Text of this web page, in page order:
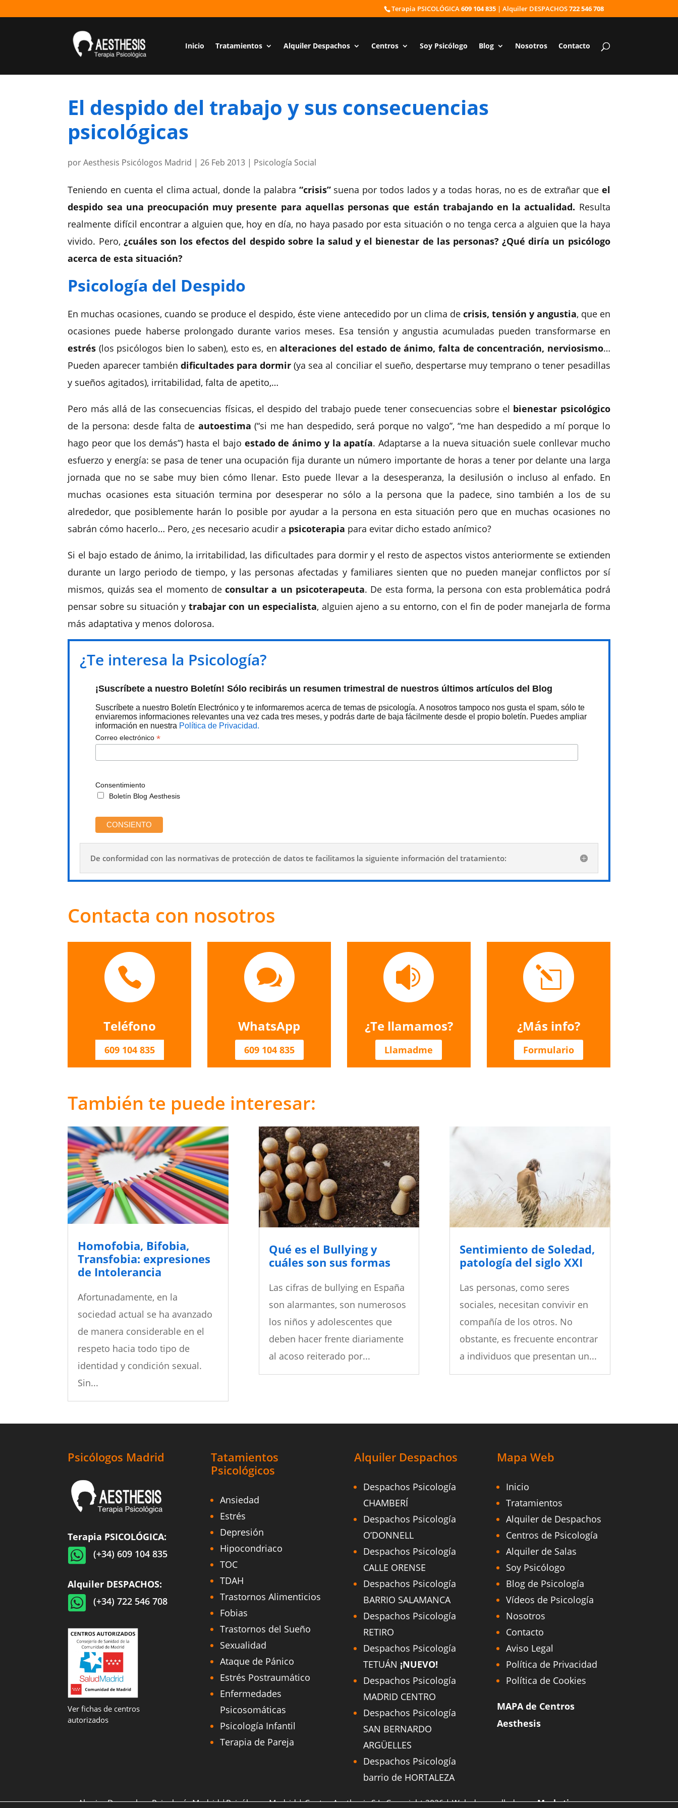
Terapia PSICOLÓGICA609 104 835| Alquiler DESPACHOS722 546 708
Inicio Tratamientos Alquiler Despachos Centros Soy Psicólogo Blog Nosotros Contacto
El despido del trabajo y sus consecuencias
psicológicas
porAesthesis Psicólogos Madrid |26 Feb 2013 | Psicología Social
Teniendo en cuenta el clima actual, donde la palabra “crisis”suena por todos lados y a todas horas, no es de extrañar que el
despido sea una preocupación muy presente para aquellas personas que están trabajando en la actualidad. Resulta
realmente difícil encontrar a alguien que, hoy en día, no haya pasado por esta situación o no tenga cerca a alguien que la haya
vivido. Pero, ¿cuáles son los efectos del despido sobre la salud y el bienestar de las personas? ¿Qué diría un psicólogo
acerca de esta situación?
Psicología del Despido
En muchas ocasiones, cuando se produce el despido, éste viene antecedido por un clima de crisis, tensión y angustia, que en
ocasiones puede haberse prolongado durante varios meses. Esa tensión y angustia acumuladas pueden transformarse en
estrés (los psicólogos bien lo saben), esto es, enalteraciones del estado de ánimo, falta de concentración, nerviosismo…
Pueden aparecer también dificultades para dormir (ya sea al conciliar el sueño, despertarse muy temprano o tener pesadillas
y sueños agitados), irritabilidad, falta de apetito,…
Pero más allá de las consecuencias físicas, el despido del trabajo puede tener consecuencias sobre el bienestar psicológico
de la persona: desde falta de autoestima (“si me han despedido, será porque no valgo”, “me han despedido a mí porque lo
hago peor que los demás”) hasta el bajo estado de ánimo y la apatía. Adaptarse a la nueva situación suele conllevar mucho
esfuerzo y energía: se pasa de tener una ocupación fija durante un número importante de horas a tener por delante una larga
jornada que no se sabe muy bien cómo llenar. Esto puede llevar a la desesperanza, la desilusión o incluso al enfado. En
muchas ocasiones esta situación termina por desesperar no sólo a la persona que la padece, sino también a los de su
alrededor, que posiblemente harán lo posible por ayudar a la persona en esta situación pero que en muchas ocasiones no
sabrán cómo hacerlo… Pero, ¿es necesario acudir a psicoterapia para evitar dicho estado anímico?
Si el bajo estado de ánimo, la irritabilidad, las dificultades para dormir y el resto de aspectos vistos anteriormente se extienden
durante un largo periodo de tiempo, y las personas afectadas y familiares sienten que no pueden manejar conflictos por sí
mismos, quizás sea el momento deconsultar a un psicoterapeuta. De esta forma, la persona con esta problemática podrá
pensar sobre su situación y trabajar con un especialista, alguien ajeno a su entorno, con el fin de poder manejarla de forma
más adaptativa y menos dolorosa.
¿Te interesa la Psicología?
¡Suscríbete a nuestro Boletín! Sólo recibirás un resumen trimestral de nuestros últimos artículos del Blog
Suscríbete a nuestro Boletín Electrónico y te informaremos acerca de temas de psicología. A nosotros tampoco nos gusta el spam, sólo te
enviaremos informaciones relevantes una vez cada tres meses, y podrás darte de baja fácilmente desde el propio boletín. Puedes ampliar
información en nuestra Política de Privacidad.
Correo electrónico*
Consentimiento
Boletín Blog Aesthesis
De conformidad con las normativas de protección de datos te facilitamos la siguiente información del tratamiento:
Contacta con nosotros

Teléfono
609 104 835

WhatsApp
609 104 835

¿Te llamamos?
Llamadme
l
¿Más info?
Formulario
También te puede interesar:
Homofobia, Bifobia,
Transfobia: expresiones
de Intolerancia
Afortunadamente, en la
sociedad actual se ha avanzado
de manera considerable en el
respeto hacia todo tipo de
identidad y condición sexual.
Sin...
Qué es el Bullying y
cuáles son sus formas
Las cifras de bullying en España
son alarmantes, son numerosos
los niños y adolescentes que
deben hacer frente diariamente
al acoso reiterado por...
Sentimiento de Soledad,
patología del siglo XXI
Las personas, como seres
sociales, necesitan convivir en
compañía de los otros. No
obstante, es frecuente encontrar
a individuos que presentan un...
Psicólogos Madrid
Terapia PSICOLÓGICA:
 (+34) 609 104 835
Alquiler DESPACHOS:
 (+34) 722 546 708
Ver fichas de centros
autorizados
Tatamientos
Psicológicos
Ansiedad
Estrés
Depresión
Hipocondriaco
TOC
TDAH
Trastornos Alimenticios
Fobias
Trastornos del Sueño
Sexualidad
Ataque de Pánico
Estrés Postraumático
Enfermedades
Psicosomáticas
Psicología Infantil
Terapia de Pareja
Alquiler Despachos
Despachos Psicología
CHAMBERÍ
Despachos Psicología
O’DONNELL
Despachos Psicología
CALLE ORENSE
Despachos Psicología
BARRIO SALAMANCA
Despachos Psicología
RETIRO
Despachos Psicología
TETUÁN ¡NUEVO!
Despachos Psicología
MADRID CENTRO
Despachos Psicología
SAN BERNARDO
ARGÜELLES
Despachos Psicología
barrio de HORTALEZA
Mapa Web
Inicio
Tratamientos
Alquiler de Despachos
Centros de Psicología
Alquiler de Salas
Soy Psicólogo
Blog de Psicología
Vídeos de Psicología
Nosotros
Contacto
Aviso Legal
Política de Privacidad
Política de Cookies
MAPA de Centros
Aesthesis
Alquier Despachos Psicología Madrid |Psicólogos Madrid | Centro Aesthesis S.L. Copyright 2026 | Web desarrollada porMarketing para